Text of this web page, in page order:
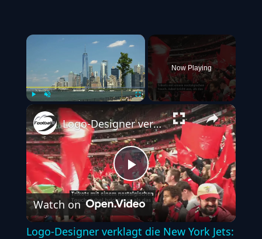
×
Unmute
Now Playing
Play
Video
Logo-Designer verklagt die New York Jets: Bezahlt mich für mein Design
Watch on
Logo-Designer verklagt die New York Jets: